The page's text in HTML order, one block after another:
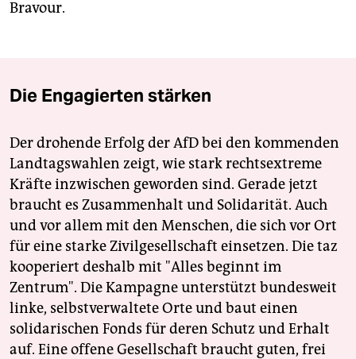
Bravour.
Die Engagierten stärken
Der drohende Erfolg der AfD bei den kommenden
Landtagswahlen zeigt, wie stark rechtsextreme
Kräfte inzwischen geworden sind. Gerade jetzt
braucht es Zusammenhalt und Solidarität. Auch
und vor allem mit den Menschen, die sich vor Ort
für eine starke Zivilgesellschaft einsetzen. Die taz
kooperiert deshalb mit "Alles beginnt im
Zentrum". Die Kampagne unterstützt bundesweit
linke, selbstverwaltete Orte und baut einen
solidarischen Fonds für deren Schutz und Erhalt
auf. Eine offene Gesellschaft braucht guten, frei